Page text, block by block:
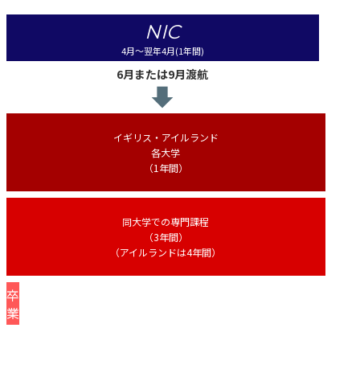
NIC
4月〜翌年4月(1年間)
6月または9月渡航
イギリス・アイルランド
各大学
（1年間）
同大学での専門課程
（3年間）
（アイルランドは4年間）
卒
業